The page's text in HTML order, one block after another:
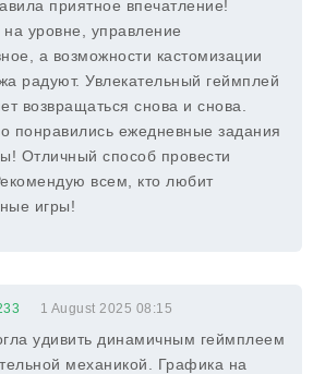
приятное впечатление!
уровне, управление
а возможности кастомизации
радуют. Увлекательный геймплей
возвращаться снова и снова.
понравились ежедневные задания
Отличный способ провести
всем, кто любит
игры!
1 August 2025 08:15
удивить динамичным геймплеем
механикой. Графика на